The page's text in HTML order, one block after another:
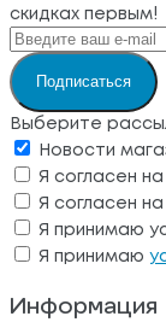
скидках первым!
Подписаться
Выберите
Новости
Я согласен на
Я согласен на
Я принимаю
Я принимаю
Информация